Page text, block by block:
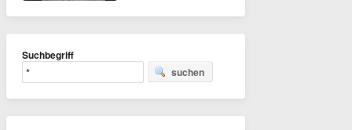
Suchbegriff
suchen